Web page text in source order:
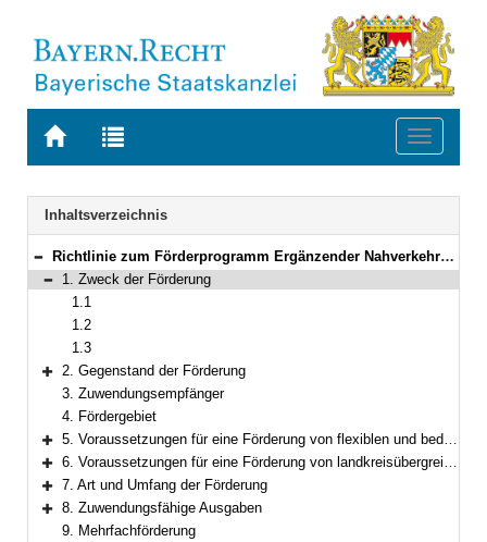
Zur
BAYERN.RECHT
Zur
letzten
Suche
Toggle
Navigation
Inhaltsverzeichnis
Bereich reduzieren
Richtlinie zum Förderprogramm Ergänzender Nahverkehrsangebote zur Verbesserung der Mobilität im ländlichen Raum mit bedarfsorientierten Bedienformen des allgemeinen ÖPNV und Pilotprojekten landkreisübergreifender Expressbusverbindungen im Omnibusverkehr (ErNa)
Bereich reduzieren
1. Zweck der Förderung
1.1
1.2
1.3
Bereich erweitern
2. Gegenstand der Förderung
3. Zuwendungsempfänger
4. Fördergebiet
Bereich erweitern
5. Voraussetzungen für eine Förderung von flexiblen und bedarfsorientierten Bedienformen im ÖPNV
Bereich erweitern
6. Voraussetzungen für eine Förderung von landkreisübergreifenden Expressbusverbindungen
Bereich erweitern
7. Art und Umfang der Förderung
Bereich erweitern
8. Zuwendungsfähige Ausgaben
9. Mehrfachförderung